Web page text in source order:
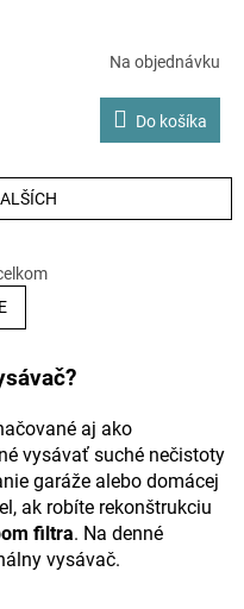
Na objednávku
Do košíka
aj ako
vysávať suché nečistoty
garáže alebo domácej
ak robíte rekonštrukciu
filtra. Na denné
vysávač.